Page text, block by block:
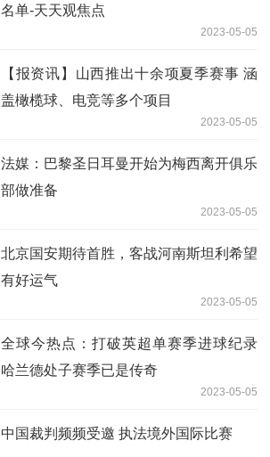
名单-天天观焦点
2023-05-05
【报资讯】山西推出十余项夏季赛事 涵
盖橄榄球、电竞等多个项目
2023-05-05
法媒：巴黎圣日耳曼开始为梅西离开俱乐
部做准备
2023-05-05
北京国安期待首胜，客战河南斯坦利希望
有好运气
2023-05-05
全球今热点：打破英超单赛季进球纪录
哈兰德处子赛季已是传奇
2023-05-05
中国裁判频频受邀 执法境外国际比赛